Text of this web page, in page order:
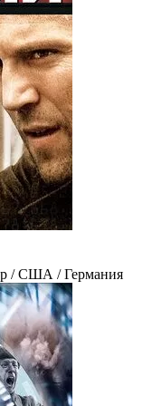
/ США / Германия